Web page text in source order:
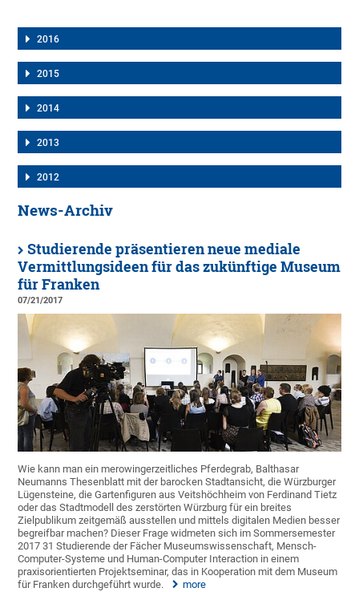
2016
2015
2014
2013
2012
News-Archiv
Studierende präsentieren neue mediale
Vermittlungsideen für das zukünftige Museum
für Franken
07/21/2017
Wie kann man ein merowingerzeitliches Pferdegrab, Balthasar
Neumanns Thesenblatt mit der barocken Stadtansicht, die Würzburger
Lügensteine, die Gartenfiguren aus Veitshöchheim von Ferdinand Tietz
oder das Stadtmodell des zerstörten Würzburg für ein breites
Zielpublikum zeitgemäß ausstellen und mittels digitalen Medien besser
begreifbar machen? Dieser Frage widmeten sich im Sommersemester
2017 31 Studierende der Fächer Museumswissenschaft, Mensch-
Computer-Systeme und Human-Computer Interaction in einem
praxisorientierten Projektseminar, das in Kooperation mit dem Museum
für Franken durchgeführt wurde.
more